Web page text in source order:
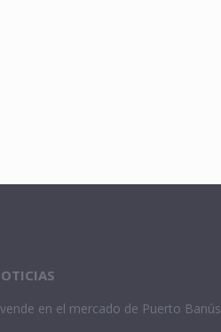
en el mercado de Puerto Banús